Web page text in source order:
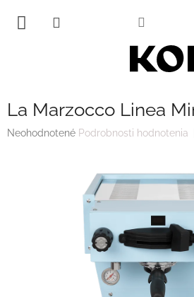
obsah
La Marzocco Linea
Priemerné
Neohodnotené Podrobnosti hodnotenia